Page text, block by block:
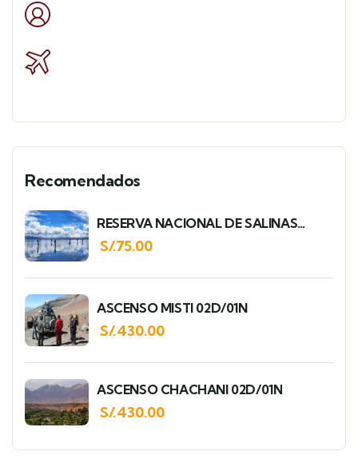
Recomendados
RESERVA NACIONAL DE SALINAS
MEDIO DIA
S/.75.00
ASCENSO MISTI 02D/01N
S/.430.00
ASCENSO CHACHANI 02D/01N
S/.430.00